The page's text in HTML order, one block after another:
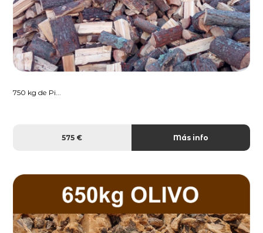
750 kg de Pi...
575 € Más info